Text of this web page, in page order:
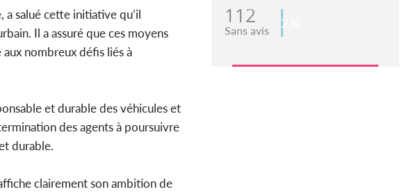
a salué cette initiative qu’il
Il a assuré que ces moyens
nombreux défis liés à
et durable des véhicules et
des agents à poursuivre
durable.
clairement son ambition de
112
Sans avis 2%